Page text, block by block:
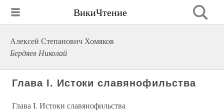
ВикиЧтение
Алексей Степанович Хомяков
Бердяев Николай
Глава I. Истоки славянофильства
Глава I. Истоки славянофильства